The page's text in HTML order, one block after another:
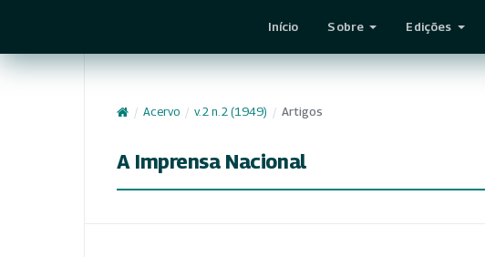
Início Sobre Edições
/ Acervo / v. 2 n. 2 (1949) / Artigos
A Imprensa Nacional